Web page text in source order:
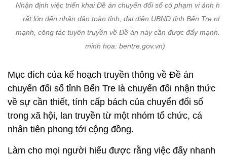
Nhận định việc triển khai Đề án chuyển đổi số có phạm vi ảnh
rất lớn đến nhân dân toàn tỉnh, đại diện UBND tỉnh Bến Tre
mạnh, công tác tuyên truyền về Đề án này cần được đẩy mạnh.
minh họa: bentre.gov.vn)
Mục đích của kế hoạch truyền thông về Đề án
chuyển đổi số tỉnh Bến Tre là chuyển đổi nhận thức
về sự cần thiết, tính cấp bách của chuyển đổi số
trong xã hội, lan truyền từ một nhóm tổ chức, cá
nhân tiên phong tới cộng đồng.
Làm cho mọi người hiểu được rằng việc đẩy nhanh